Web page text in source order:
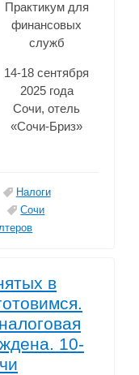
Практикум для
финансовых
служб
14-18 сентября
2025 года
Сочи, отель
«Сочи-Бриз»
Налоги
Сочи
в
10-